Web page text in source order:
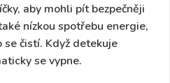
aby mohli pít bezpečněji
nízkou spotřebu energie,
čistí. Když detekuje
se vypne.